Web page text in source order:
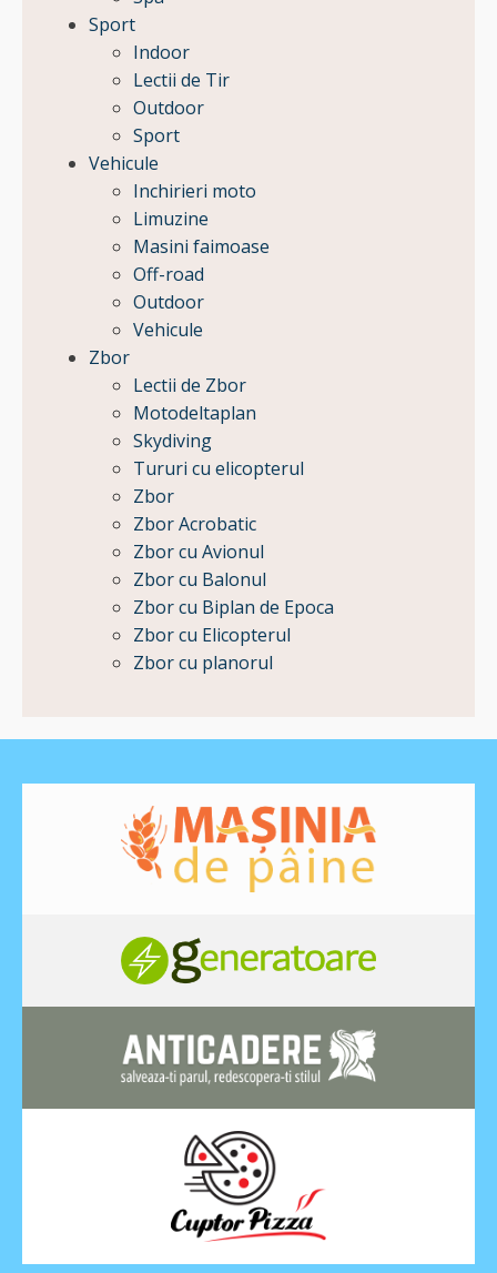
Sport
Indoor
Lectii de Tir
Outdoor
Sport
Vehicule
Inchirieri moto
Limuzine
Masini faimoase
Off-road
Outdoor
Vehicule
Zbor
Lectii de Zbor
Motodeltaplan
Skydiving
Tururi cu elicopterul
Zbor
Zbor Acrobatic
Zbor cu Avionul
Zbor cu Balonul
Zbor cu Biplan de Epoca
Zbor cu Elicopterul
Zbor cu planorul